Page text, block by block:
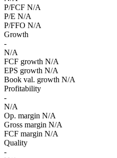
P/FCF N/A
P/E N/A
P/FFO N/A
Growth
-
N/A
FCF growth N/A
EPS growth N/A
Book val. growth N/A
Profitability
-
N/A
Op. margin N/A
Gross margin N/A
FCF margin N/A
Quality
-